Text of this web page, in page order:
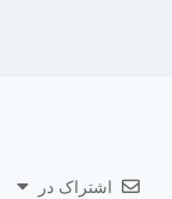
اشتراک در